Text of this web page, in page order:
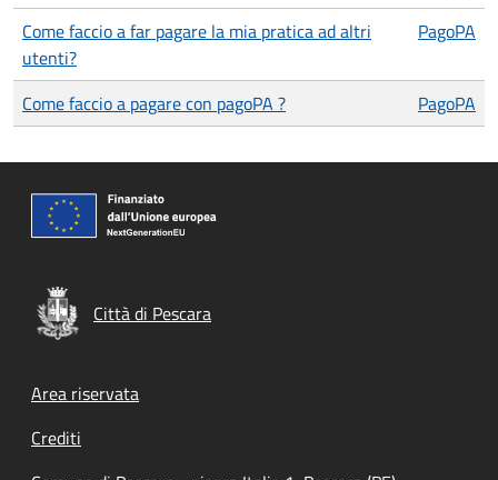
Come faccio a far pagare la mia pratica ad altri
utenti?
PagoPA
Come faccio a pagare con pagoPA ? PagoPA
Città di Pescara
Footer menu
Area riservata
Crediti